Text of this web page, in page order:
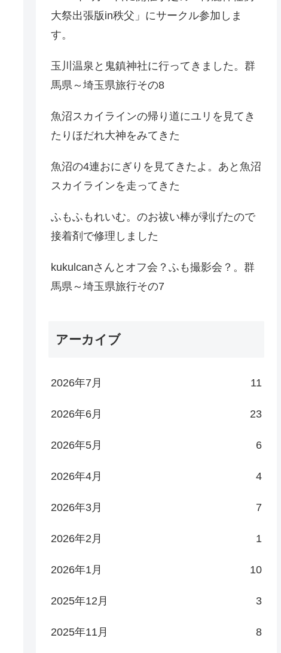
大祭出張版in秩父」にサークル参加しま
す。
玉川温泉と鬼鎮神社に行ってきました。群
馬県～埼玉県旅行その8
魚沼スカイラインの帰り道にユリを見てき
たりほだれ大神をみてきた
魚沼の4連おにぎりを見てきたよ。あと魚沼
スカイラインを走ってきた
ふもふもれいむ。のお祓い棒が剥げたので
接着剤で修理しました
kukulcanさんとオフ会？ふも撮影会？。群
馬県～埼玉県旅行その7
アーカイブ
2026年7月 11
2026年6月 23
2026年5月 6
2026年4月 4
2026年3月 7
2026年2月 1
2026年1月 10
2025年12月 3
2025年11月 8